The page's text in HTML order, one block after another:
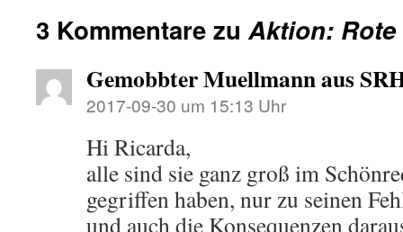
3 Kommentare zuAktion:
Gemobbter Muellmann aus
2017-09-30 um 15:13 Uhr
Hi Ricarda,
alle sind sie ganz groß im
gegriffen haben, nur zu seinen
und auch die Konsequenzen